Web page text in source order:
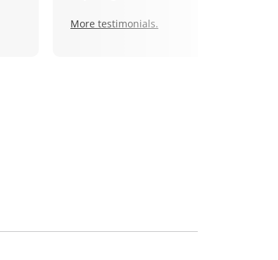
More testimonials.